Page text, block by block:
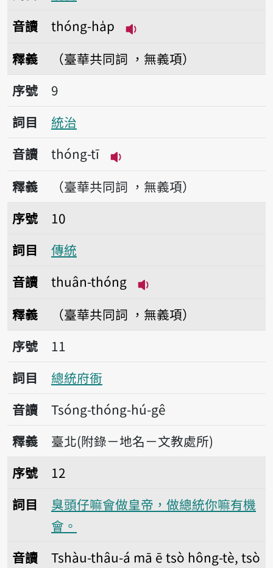
音讀
thóng-ha̍p
釋義
（臺華共同詞 ，無義項）
序號9統治
序號
9
詞目
統治
音讀
thóng-tī
播放音讀thóng-tī
釋義
（臺華共同詞 ，無義項）
序號10傳統
序號
10
詞目
傳統
音讀
thuân-thóng
釋義
（臺華共同詞 ，無義項）
序號11總統府衙
序號
11
詞目
總統府衙
音讀
Tsóng-thóng-hú-gê
釋義
臺北(附錄－地名－文教處所)
序號12臭頭仔嘛會做皇帝，做總統你嘛有機會
序號
12
詞目
臭頭仔嘛會做皇帝，做總統你嘛有機
會。
音讀
Tshàu-thâu-á mā ē tsò hông-tè, tsò